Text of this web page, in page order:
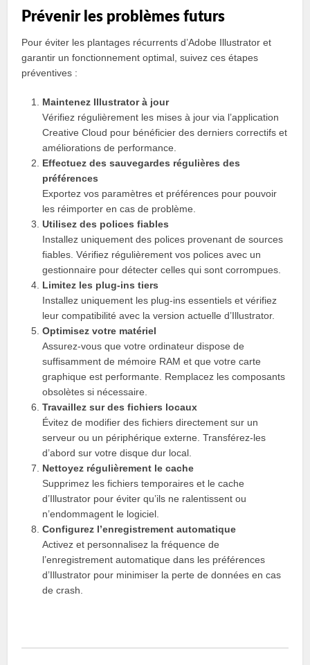
Prévenir les problèmes futurs
Pour éviter les plantages récurrents d’Adobe Illustrator et
garantir un fonctionnement optimal, suivez ces étapes
préventives :
Maintenez Illustrator à jour
Vérifiez régulièrement les mises à jour via l’application
Creative Cloud pour bénéficier des derniers correctifs et
améliorations de performance.
Effectuez des sauvegardes régulières des
préférences
Exportez vos paramètres et préférences pour pouvoir
les réimporter en cas de problème.
Utilisez des polices fiables
Installez uniquement des polices provenant de sources
fiables. Vérifiez régulièrement vos polices avec un
gestionnaire pour détecter celles qui sont corrompues.
Limitez les plug-ins tiers
Installez uniquement les plug-ins essentiels et vérifiez
leur compatibilité avec la version actuelle d’Illustrator.
Optimisez votre matériel
Assurez-vous que votre ordinateur dispose de
suffisamment de mémoire RAM et que votre carte
graphique est performante. Remplacez les composants
obsolètes si nécessaire.
Travaillez sur des fichiers locaux
Évitez de modifier des fichiers directement sur un
serveur ou un périphérique externe. Transférez-les
d’abord sur votre disque dur local.
Nettoyez régulièrement le cache
Supprimez les fichiers temporaires et le cache
d’Illustrator pour éviter qu’ils ne ralentissent ou
n’endommagent le logiciel.
Configurez l’enregistrement automatique
Activez et personnalisez la fréquence de
l’enregistrement automatique dans les préférences
d’Illustrator pour minimiser la perte de données en cas
de crash.